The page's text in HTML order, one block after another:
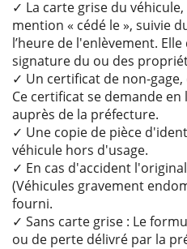
✓ La carte grise du
mention « cédé le », suivie
l’heure de l'enlèvement.
signature du ou des
✓ Un certificat de non-
Ce certificat se demande
auprès de la préfecture.
✓ Une copie de pièce
véhicule hors d'usage.
✓ En cas d'accident
(Véhicules gravement
fourni.
✓ Sans carte grise : Le
ou de perte délivré par la